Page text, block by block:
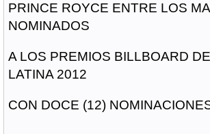
PRINCE ROYCE ENTRE LOS
NOMINADOS
A LOS PREMIOS BILLBOARD
LATINA 2012
CON DOCE (12)